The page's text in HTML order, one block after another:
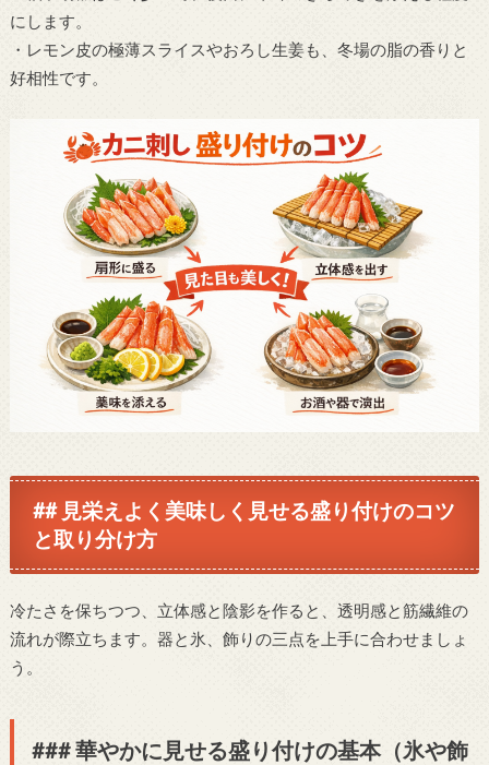
にします。
・レモン皮の極薄スライスやおろし生姜も、冬場の脂の香りと
好相性です。
## 見栄えよく美味しく見せる盛り付けのコツ
と取り分け方
冷たさを保ちつつ、立体感と陰影を作ると、透明感と筋繊維の
流れが際立ちます。器と氷、飾りの三点を上手に合わせましょ
う。
### 華やかに見せる盛り付けの基本（氷や飾